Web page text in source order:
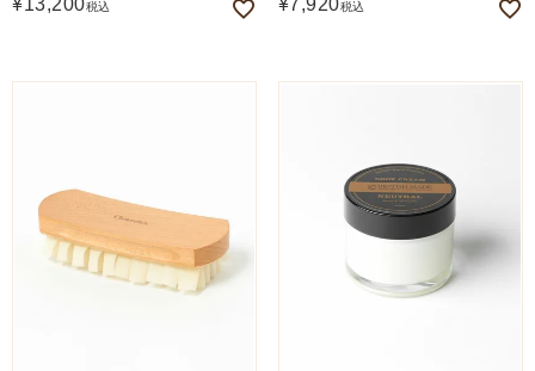
¥13,200税込 ¥7,920税込